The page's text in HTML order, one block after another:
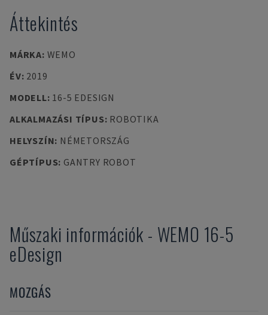
Áttekintés
MÁRKA: WEMO
ÉV: 2019
MODELL: 16-5 EDESIGN
ALKALMAZÁSI TÍPUS: ROBOTIKA
HELYSZÍN: NÉMETORSZÁG
GÉPTÍPUS: GANTRY ROBOT
Műszaki információk - WEMO 16-5
eDesign
MOZGÁS